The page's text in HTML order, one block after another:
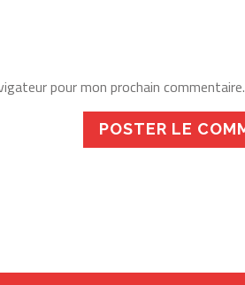
pour mon prochain commentaire.